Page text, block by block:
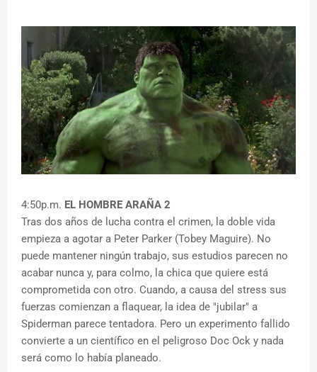
4:50p.m. EL HOMBRE ARAÑA 2
Tras dos años de lucha contra el crimen, la doble vida
empieza a agotar a Peter Parker (Tobey Maguire). No
puede mantener ningún trabajo, sus estudios parecen no
acabar nunca y, para colmo, la chica que quiere está
comprometida con otro. Cuando, a causa del stress sus
fuerzas comienzan a flaquear, la idea de "jubilar" a
Spiderman parece tentadora. Pero un experimento fallido
convierte a un científico en el peligroso Doc Ock y nada
será como lo había planeado.